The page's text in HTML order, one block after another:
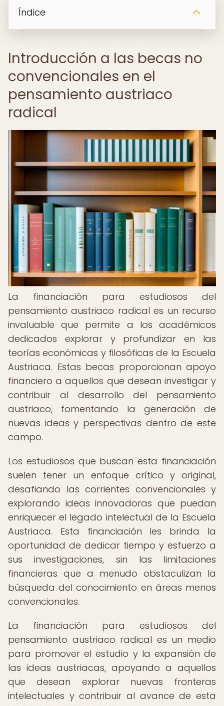
Índice
Introducción a las becas no
convencionales en el
pensamiento austriaco
radical
La financiación para estudiosos del
pensamiento austriaco radical es un recurso
invaluable que permite a los académicos
dedicados explorar y profundizar en las
teorías económicas y filosóficas de la Escuela
Austriaca. Estas becas proporcionan apoyo
financiero a aquellos que desean investigar y
contribuir al desarrollo del pensamiento
austriaco, fomentando la generación de
nuevas ideas y perspectivas dentro de este
campo.
Los estudiosos que buscan esta financiación
suelen tener un enfoque crítico y original,
desafiando las corrientes convencionales y
explorando ideas innovadoras que puedan
enriquecer el legado intelectual de la Escuela
Austriaca. Esta financiación les brinda la
oportunidad de dedicar tiempo y esfuerzo a
sus investigaciones, sin las limitaciones
financieras que a menudo obstaculizan la
búsqueda del conocimiento en áreas menos
convencionales.
La financiación para estudiosos del
pensamiento austriaco radical es un medio
para promover el estudio y la expansión de
las ideas austriacas, apoyando a aquellos
que desean explorar nuevas fronteras
intelectuales y contribuir al avance de esta